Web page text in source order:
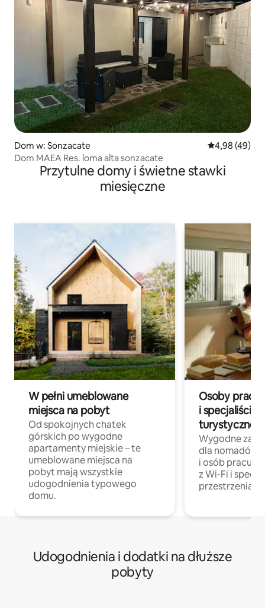
Dom w: Sonzacate Średnia
4,98 (49)
Dom MAEA Res. loma alta sonzacate
Przytulne domy i świetne stawki
miesięczne
W pełni umeblowane
miejsca na pobyt
Od spokojnych chatek
górskich po wygodne
apartamenty miejskie – te
umeblowane miejsca na
pobyt mają wszystkie
udogodnienia typowego
domu.
Osoby
i specjaliści z
turystycznej
Wygodne
dla nomadów
i osób
z Wi-Fi i
przestrzenią
Udogodnienia i dodatki na dłuższe
pobyty